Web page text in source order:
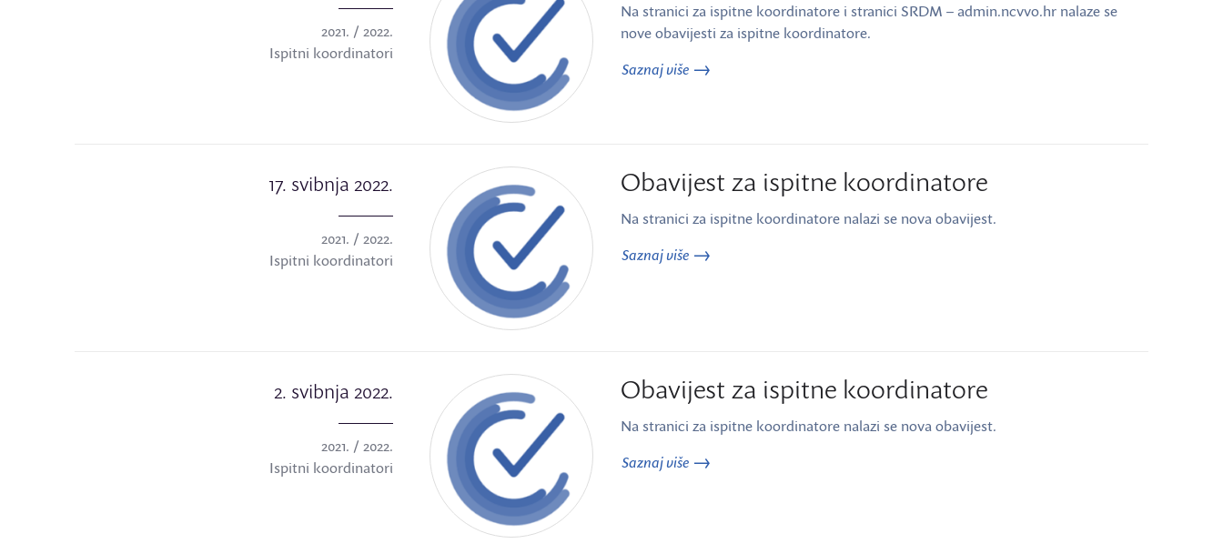
2021. / 2022.
Ispitni koordinatori
Na stranici za ispitne koordinatore i stranici SRDM – admin.ncvvo.hr nalaze se
nove obavijesti za ispitne koordinatore.
Saznaj više
17. svibnja 2022.
2021. / 2022.
Ispitni koordinatori
Obavijest za ispitne koordinatore
Na stranici za ispitne koordinatore nalazi se nova obavijest.
Saznaj više
2. svibnja 2022.
2021. / 2022.
Ispitni koordinatori
Obavijest za ispitne koordinatore
Na stranici za ispitne koordinatore nalazi se nova obavijest.
Saznaj više